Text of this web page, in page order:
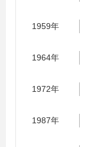
1959年
1964年
1972年
1987年